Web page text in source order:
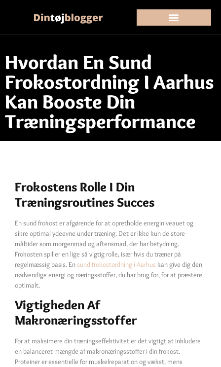
Hvordan En Sund
Frokostordning I Aarhus
Kan Booste Din
Træningsperformance
Frokostens Rolle I Din
Træningsroutines Succes
En sund frokost er afgørende for at opretholde energiniveauet og
sikre optimal ydeevne under træning. Det er ikke kun de store
måltider som morgenmad og aftensmad, der har betydning.
Frokosten spiller en lige så vigtig rolle, især hvis du træner på
regelmæssig basis. En sund frokostordning i Aarhus kan give dig den
nødvendige energi og næringsstoffer, du har brug for, for at præstere
optimalt.
Vigtigheden Af
Makronæringsstoffer
For at maksimere din træningseffektivitet er det vigtigt at inkludere
en balanceret mængde af makronæringsstoffer i din frokost.
Proteiner er essentielle for muskelreparation og vækst, mens